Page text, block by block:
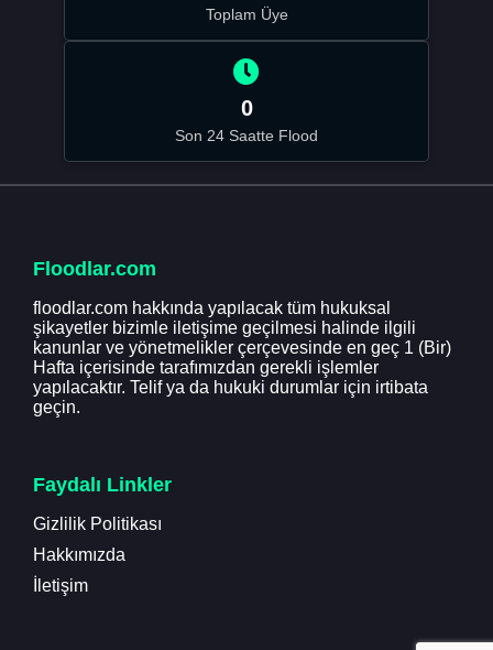
Toplam Üye
0
Son 24 Saatte Flood
Floodlar.com
floodlar.com hakkında yapılacak tüm hukuksal
şikayetler bizimle iletişime geçilmesi halinde ilgili
kanunlar ve yönetmelikler çerçevesinde en geç 1 (Bir)
Hafta içerisinde tarafımızdan gerekli işlemler
yapılacaktır. Telif ya da hukuki durumlar için irtibata
geçin.
Faydalı Linkler
Gizlilik Politikası
Hakkımızda
İletişim